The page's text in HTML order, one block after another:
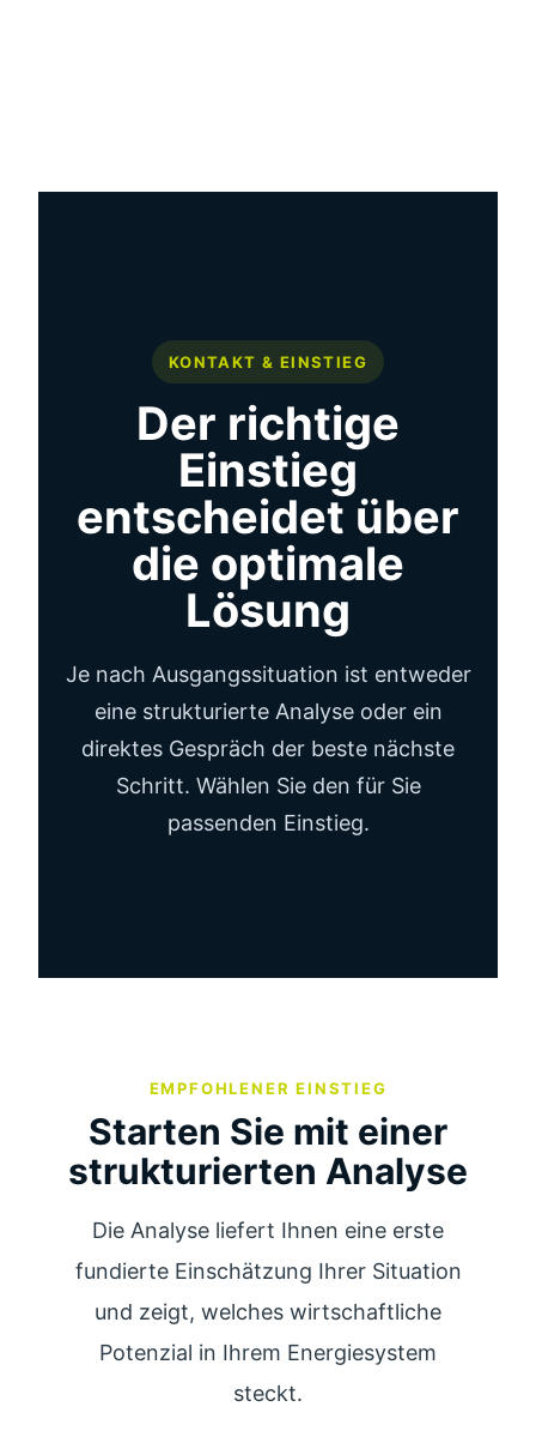
KONTAKT & EINSTIEG
Der richtige
Einstieg
entscheidet über
die optimale
Lösung
Je nach Ausgangssituation ist entweder
eine strukturierte Analyse oder ein
direktes Gespräch der beste nächste
Schritt. Wählen Sie den für Sie
passenden Einstieg.
EMPFOHLENER EINSTIEG
Starten Sie mit einer
strukturierten Analyse
Die Analyse liefert Ihnen eine erste
fundierte Einschätzung Ihrer Situation
und zeigt, welches wirtschaftliche
Potenzial in Ihrem Energiesystem
steckt.